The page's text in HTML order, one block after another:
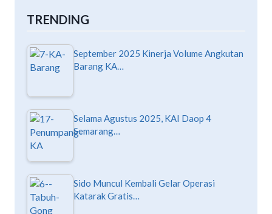
TRENDING
September 2025 Kinerja Volume Angkutan
Barang KA…
Selama Agustus 2025, KAI Daop 4
Semarang…
Sido Muncul Kembali Gelar Operasi
Katarak Gratis…